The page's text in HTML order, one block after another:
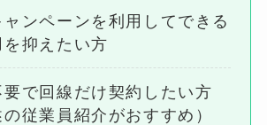
ャンペーンを利用してできる
を抑えたい方
要で回線だけ契約したい方
従業員紹介がおすすめ）